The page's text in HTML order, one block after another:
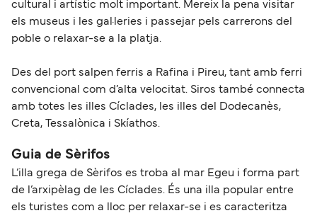
cultural i artístic molt important. Mereix la pena visitar
els museus i les gal·leries i passejar pels carrerons del
poble o relaxar-se a la platja.
Des del port salpen ferris a Rafina i Pireu, tant amb ferri
convencional com d’alta velocitat. Siros també connecta
amb totes les illes Cíclades, les illes del Dodecanès,
Creta, Tessalònica i Skíathos.
Guia de Sèrifos
L’illa grega de Sèrifos es troba al mar Egeu i forma part
de l’arxipèlag de les Cíclades. És una illa popular entre
els turistes com a lloc per relaxar-se i es caracteritza